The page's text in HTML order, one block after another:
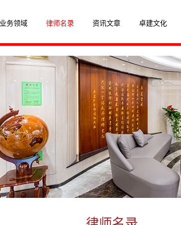
务领域 律师名录 资讯文章 卓建文化